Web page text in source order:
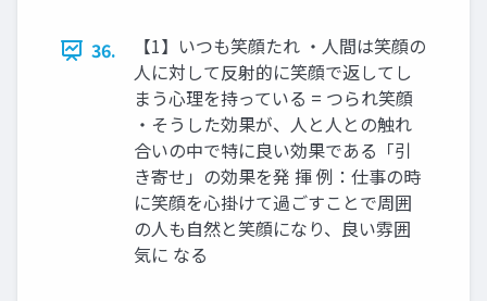
36.
【1】いつも笑顔たれ ・人間は笑顔の
人に対して反射的に笑顔で返してし
まう心理を持っている = つられ笑顔
・そうした効果が、人と人との触れ
合いの中で特に良い効果である「引
き寄せ」の効果を発 揮 例：仕事の時
に笑顔を心掛けて過ごすことで周囲
の人も自然と笑顔になり、良い雰囲
気に なる